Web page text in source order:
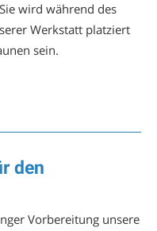
wird während des
Werkstatt platziert
sein.
den
Vorbereitung unsere